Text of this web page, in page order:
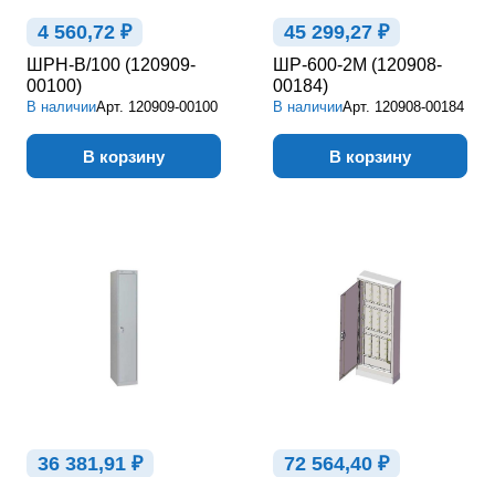
4 560,72 ₽
ШРН-В/100 (120909-
00100)
В наличииАрт. 120909-00100
В корзину
45 299,27 ₽
ШР-600-2М (120908-
00184)
В наличииАрт. 120908-00184
В корзину
36 381,91 ₽ 72 564,40 ₽